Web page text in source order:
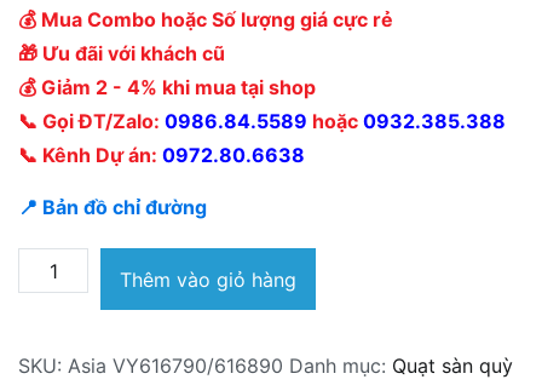
💰 Mua Combo hoặc Số lượng giá cực rẻ
🎁 Ưu đãi với khách cũ
💰 Giảm 2 - 4% khi mua tại shop
📞 Gọi ĐT/Zalo: 0986.84.5589 hoặc 0932.385.388
📞 Kênh Dự án: 0972.80.6638
📍 Bản đồ chỉ đường
Quạt
Sàn
One
Thêm vào giỏ hàng
SKU: Asia VY616790/616890 Danh mục: Quạt sàn quỳ